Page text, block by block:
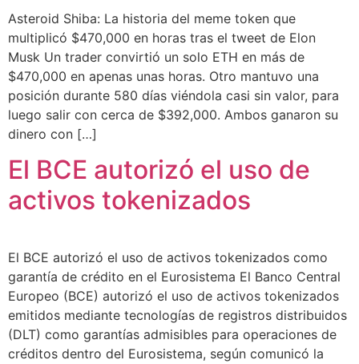
Asteroid Shiba: La historia del meme token que
multiplicó $470,000 en horas tras el tweet de Elon
Musk Un trader convirtió un solo ETH en más de
$470,000 en apenas unas horas. Otro mantuvo una
posición durante 580 días viéndola casi sin valor, para
luego salir con cerca de $392,000. Ambos ganaron su
dinero con […]
El BCE autorizó el uso de
activos tokenizados
El BCE autorizó el uso de activos tokenizados como
garantía de crédito en el Eurosistema El Banco Central
Europeo (BCE) autorizó el uso de activos tokenizados
emitidos mediante tecnologías de registros distribuidos
(DLT) como garantías admisibles para operaciones de
créditos dentro del Eurosistema, según comunicó la